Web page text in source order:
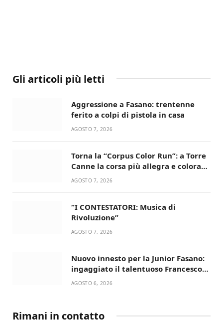
Gli articoli più letti
Aggressione a Fasano: trentenne
ferito a colpi di pistola in casa
AGOSTO 7, 2026
Torna la “Corpus Color Run”: a Torre
Canne la corsa più allegra e colorata
dell’estate!
AGOSTO 7, 2026
“I CONTESTATORI: Musica di
Rivoluzione”
AGOSTO 7, 2026
Nuovo innesto per la Junior Fasano:
ingaggiato il talentuoso Francesco
Lupo Timini
AGOSTO 6, 2026
Rimani in contatto